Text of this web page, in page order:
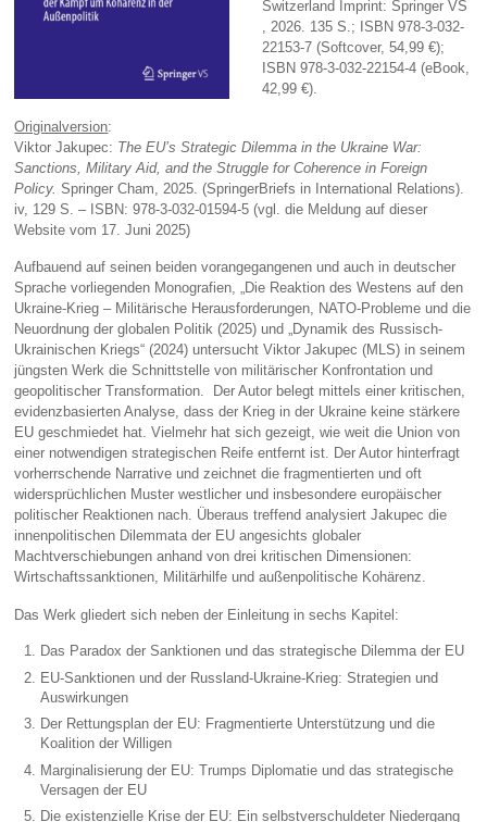
Switzerland Imprint: Springer VS
, 2026. 135 S.; ISBN 978-3-032-
22153-7 (Softcover, 54,99 €);
ISBN 978-3-032-22154-4 (eBook,
42,99 €).
Originalversion:
Viktor Jakupec: The EU’s Strategic Dilemma in the Ukraine War:
Sanctions, Military Aid, and the Struggle for Coherence in Foreign
Policy. Springer Cham, 2025. (SpringerBriefs in International Relations).
iv, 129 S. – ISBN: 978-3-032-01594-5 (vgl. die Meldung auf dieser
Website vom 17. Juni 2025)
Aufbauend auf seinen beiden vorangegangenen und auch in deutscher
Sprache vorliegenden Monografien, „Die Reaktion des Westens auf den
Ukraine-Krieg – Militärische Herausforderungen, NATO-Probleme und die
Neuordnung der globalen Politik (2025) und „Dynamik des Russisch-
Ukrainischen Kriegs“ (2024) untersucht Viktor Jakupec (MLS) in seinem
jüngsten Werk die Schnittstelle von militärischer Konfrontation und
geopolitischer Transformation. Der Autor belegt mittels einer kritischen,
evidenzbasierten Analyse, dass der Krieg in der Ukraine keine stärkere
EU geschmiedet hat. Vielmehr hat sich gezeigt, wie weit die Union von
einer notwendigen strategischen Reife entfernt ist. Der Autor hinterfragt
vorherrschende Narrative und zeichnet die fragmentierten und oft
widersprüchlichen Muster westlicher und insbesondere europäischer
politischer Reaktionen nach. Überaus treffend analysiert Jakupec die
innenpolitischen Dilemmata der EU angesichts globaler
Machtverschiebungen anhand von drei kritischen Dimensionen:
Wirtschaftssanktionen, Militärhilfe und außenpolitische Kohärenz.
Das Werk gliedert sich neben der Einleitung in sechs Kapitel:
Das Paradox der Sanktionen und das strategische Dilemma der EU
EU-Sanktionen und der Russland-Ukraine-Krieg: Strategien und
Auswirkungen
Der Rettungsplan der EU: Fragmentierte Unterstützung und die
Koalition der Willigen
Marginalisierung der EU: Trumps Diplomatie und das strategische
Versagen der EU
Die existenzielle Krise der EU: Ein selbstverschuldeter Niedergang